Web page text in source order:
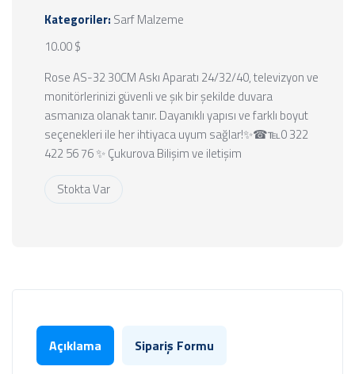
Kategoriler: Sarf Malzeme
10.00 $
Rose AS-32 30CM Askı Aparatı 24/32/40, televizyon ve
monitörlerinizi güvenli ve şık bir şekilde duvara
asmanıza olanak tanır. Dayanıklı yapısı ve farklı boyut
seçenekleri ile her ihtiyaca uyum sağlar!✨☎℡0 322
422 56 76 ✨ Çukurova Bilişim ve iletişim
Stokta Var
Açıklama Sipariş Formu